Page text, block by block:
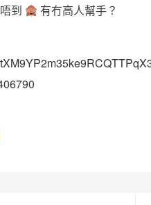
到
有冇高人幫手？